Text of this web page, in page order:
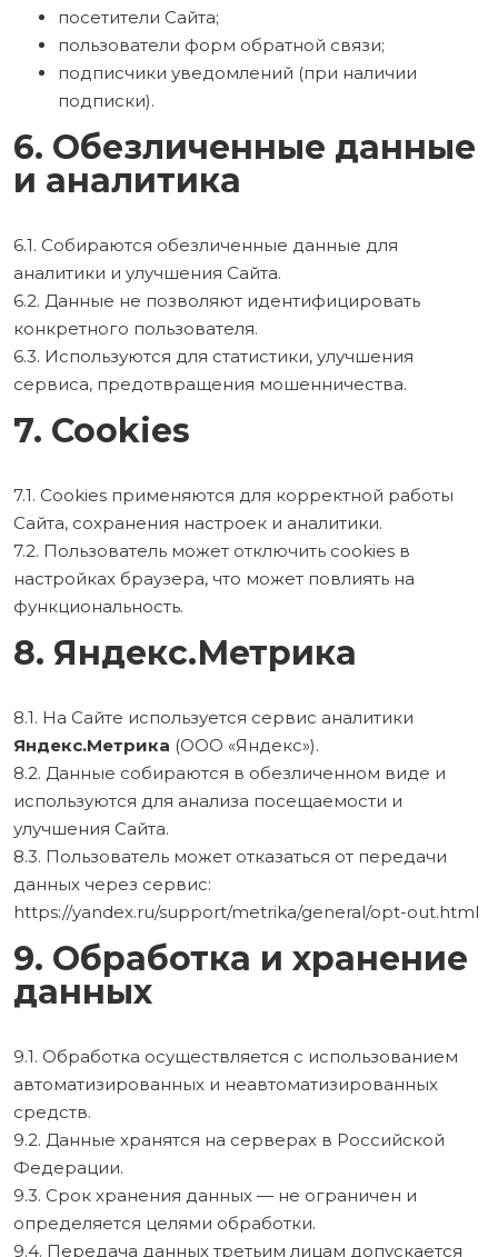
посетители Сайта;
пользователи форм обратной связи;
подписчики уведомлений (при наличии
подписки).
6. Обезличенные данные
и аналитика
6.1. Собираются обезличенные данные для
аналитики и улучшения Сайта.
6.2. Данные не позволяют идентифицировать
конкретного пользователя.
6.3. Используются для статистики, улучшения
сервиса, предотвращения мошенничества.
7. Cookies
7.1. Cookies применяются для корректной работы
Сайта, сохранения настроек и аналитики.
7.2. Пользователь может отключить cookies в
настройках браузера, что может повлиять на
функциональность.
8. Яндекс.Метрика
8.1. На Сайте используется сервис аналитики
Яндекс.Метрика (ООО «Яндекс»).
8.2. Данные собираются в обезличенном виде и
используются для анализа посещаемости и
улучшения Сайта.
8.3. Пользователь может отказаться от передачи
данных через сервис:
https://yandex.ru/support/metrika/general/opt-out.html
9. Обработка и хранение
данных
9.1. Обработка осуществляется с использованием
автоматизированных и неавтоматизированных
средств.
9.2. Данные хранятся на серверах в Российской
Федерации.
9.3. Срок хранения данных — не ограничен и
определяется целями обработки.
9.4. Передача данных третьим лицам допускается